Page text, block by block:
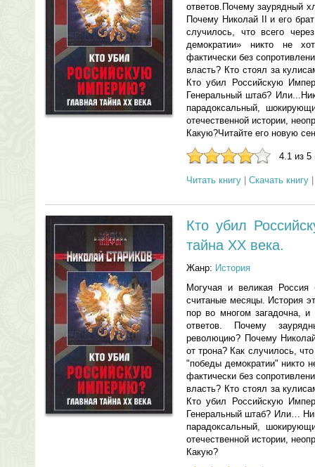
ответов.Почему заурядный
Почему Николай II и его
случилось, что всего
демократии» никто не
фактически без
власть? Кто стоял за
Кто убил Российскую
Генеральный штаб?
парадоксальный,
отечественной истории,
Какую?Читайте его новую
4.1 из 5
Читать книгу Скачать книгу
Кто убил
тайна XX века.
Жанр: История
Могучая и великая
считаные месяцы. История
пор во многом загадочна,
ответов. Почему
революцию? Почему
от трона? Как случилось,
"победы демократии" никто
фактически без
власть? Кто стоял за
Кто убил Российскую
Генеральный штаб? Или…
парадоксальный,
отечественной истории,
Какую?